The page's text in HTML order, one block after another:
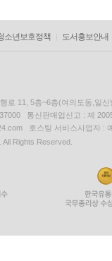
소년보호정책 도서홍보안내
로 11, 5층~6층(여의도동,일신
통신판매업신고 : 제
호스팅 서비스사업자 :
Rights Reserved.